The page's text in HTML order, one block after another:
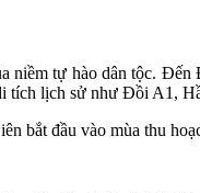
niềm tự hào dân tộc.
tích lịch sử như Đồi A1,
bắt đầu vào mùa thu